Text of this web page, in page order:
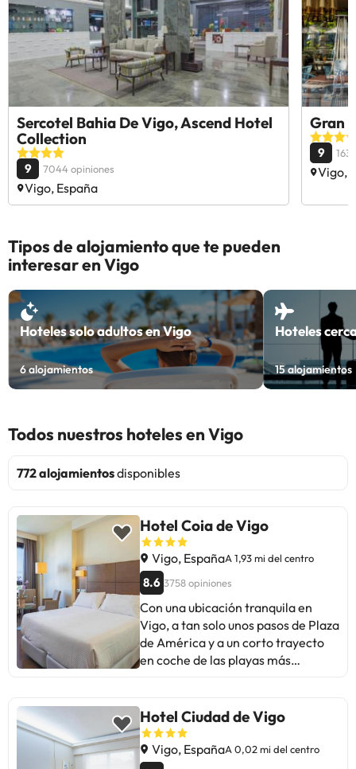
Sercotel Bahia De Vigo, Ascend Hotel
Collection
9 7044 opiniones
Vigo, España
Gran
9
Vigo,
Tipos de alojamiento que te pueden
interesar en Vigo
Hoteles solo adultos en Vigo
6alojamientos
Hoteles
15alojamientos
Todos nuestros hoteles en Vigo
772 alojamientosdisponibles
Hotel Coia de Vigo
Vigo, EspañaA 1,93 mi del centro
8.6 3758 opiniones
Con una ubicación tranquila en
Vigo, a tan solo unos pasos de Plaza
de América y a un corto trayecto
en coche de las playas más
viaje de negocios como para
aquellos que están de vacaciones.
Los huéspedes encontrarán
enlaces de la red de transporte
Hotel Ciudad de Vigo
Vigo, EspañaA 0,02 mi del centro